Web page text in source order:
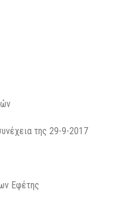
της 29-9-2017
Εφέτης